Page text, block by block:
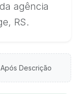
agência
RS.
Descrição